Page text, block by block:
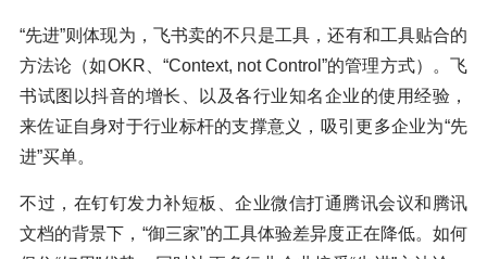
“先进”则体现为，飞书卖的不只是工具，还有和工具贴合的
方法论（如OKR、“Context, not Control”的管理方式）。飞
书试图以抖音的增长、以及各行业知名企业的使用经验，
来佐证自身对于行业标杆的支撑意义，吸引更多企业为“先
进”买单。
不过，在钉钉发力补短板、企业微信打通腾讯会议和腾讯
文档的背景下，“御三家”的工具体验差异度正在降低。如何